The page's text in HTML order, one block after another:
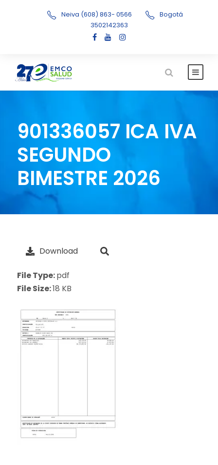
Neiva (608) 863- 0566
Bogotá
3502142363
901336057 ICA IVA
SEGUNDO
BIMESTRE 2026
Download
File Type:pdf
File Size:18 KB